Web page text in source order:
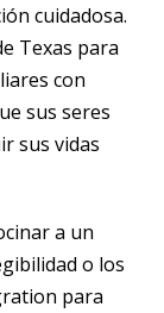
cuidadosa.
Texas para
con
sus seres
sus vidas
a un
o los
para